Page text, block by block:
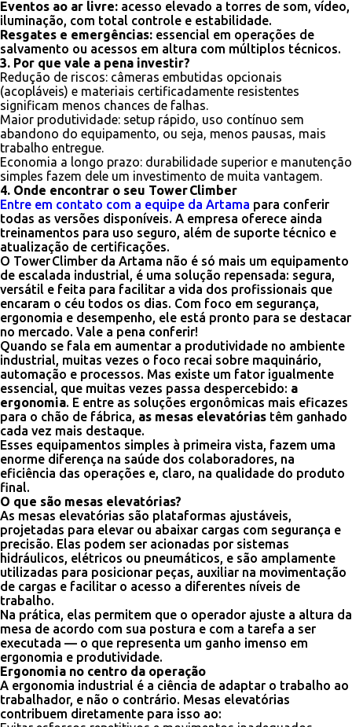
Eventos ao ar livre: acesso elevado a torres de som, vídeo,
iluminação, com total controle e estabilidade.
Resgates e emergências: essencial em operações de
salvamento ou acessos em altura com múltiplos técnicos.
3. Por que vale a pena investir?
Redução de riscos: câmeras embutidas opcionais
(acopláveis) e materiais certificadamente resistentes
significam menos chances de falhas.
Maior produtividade: setup rápido, uso contínuo sem
abandono do equipamento, ou seja, menos pausas, mais
trabalho entregue.
Economia a longo prazo: durabilidade superior e manutenção
simples fazem dele um investimento de muita vantagem.
4. Onde encontrar o seu Tower Climber
Entre em contato com a equipe da Artama para conferir
todas as versões disponíveis. A empresa oferece ainda
treinamentos para uso seguro, além de suporte técnico e
atualização de certificações.
O Tower Climber da Artama não é só mais um equipamento
de escalada industrial, é uma solução repensada: segura,
versátil e feita para facilitar a vida dos profissionais que
encaram o céu todos os dias. Com foco em segurança,
ergonomia e desempenho, ele está pronto para se destacar
no mercado. Vale a pena conferir!
Quando se fala em aumentar a produtividade no ambiente
industrial, muitas vezes o foco recai sobre maquinário,
automação e processos. Mas existe um fator igualmente
essencial, que muitas vezes passa despercebido: a
ergonomia. E entre as soluções ergonômicas mais eficazes
para o chão de fábrica, as mesas elevatórias têm ganhado
cada vez mais destaque.
Esses equipamentos simples à primeira vista, fazem uma
enorme diferença na saúde dos colaboradores, na
eficiência das operações e, claro, na qualidade do produto
final.
O que são mesas elevatórias?
As mesas elevatórias são plataformas ajustáveis,
projetadas para elevar ou abaixar cargas com segurança e
precisão. Elas podem ser acionadas por sistemas
hidráulicos, elétricos ou pneumáticos, e são amplamente
utilizadas para posicionar peças, auxiliar na movimentação
de cargas e facilitar o acesso a diferentes níveis de
trabalho.
Na prática, elas permitem que o operador ajuste a altura da
mesa de acordo com sua postura e com a tarefa a ser
executada — o que representa um ganho imenso em
ergonomia e produtividade.
Ergonomia no centro da operação
A ergonomia industrial é a ciência de adaptar o trabalho ao
trabalhador, e não o contrário. Mesas elevatórias
contribuem diretamente para isso ao: